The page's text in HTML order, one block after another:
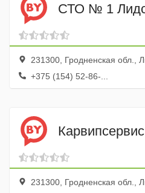
СТО № 1
231300, Гродненская обл.,
+375 (154) 52-86-...
Карвипсервис
231300, Гродненская обл., Лидский